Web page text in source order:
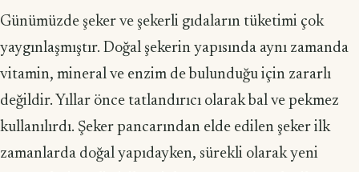
Günümüzde şeker ve şekerli gıdaların tüketimi çok
yaygınlaşmıştır. Doğal şekerin yapısında aynı zamanda
vitamin, mineral ve enzim de bulunduğu için zararlı
değildir. Yıllar önce tatlandırıcı olarak bal ve pekmez
kullanılırdı. Şeker pancarından elde edilen şeker ilk
zamanlarda doğal yapıdayken, sürekli olarak yeni